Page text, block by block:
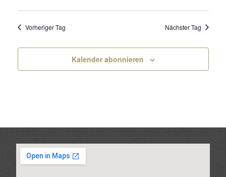
Vorheriger Tag Nächster Tag
Kalender abonnieren